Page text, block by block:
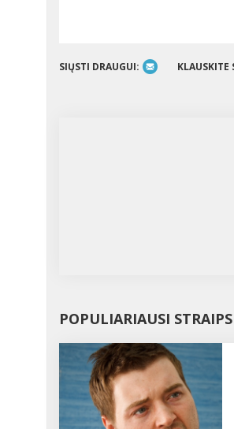
SIŲSTI DRAUGUI: KLAUSKITE
POPULIARIAUSI